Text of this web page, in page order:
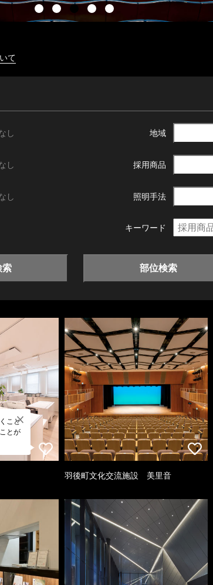
て
し 地域
し 採用商品
し 照明手法
キーワード
索 部位検索
こと
とが
羽後町文化交流施設 美里音